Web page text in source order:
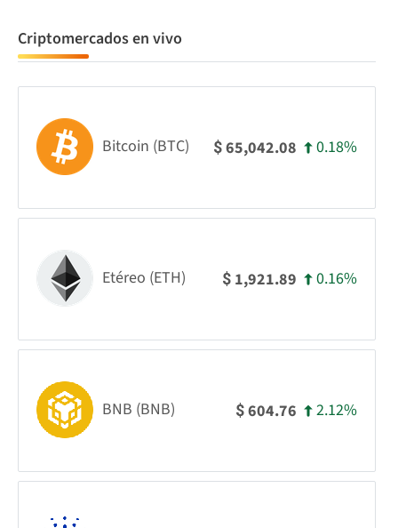
Criptomercados en vivo
Bitcoin (BTC) $65,042.08 0.18%
Etéreo (ETH) $ 1,921.89 0.16%
BNB (BNB) $604.76 2.12%